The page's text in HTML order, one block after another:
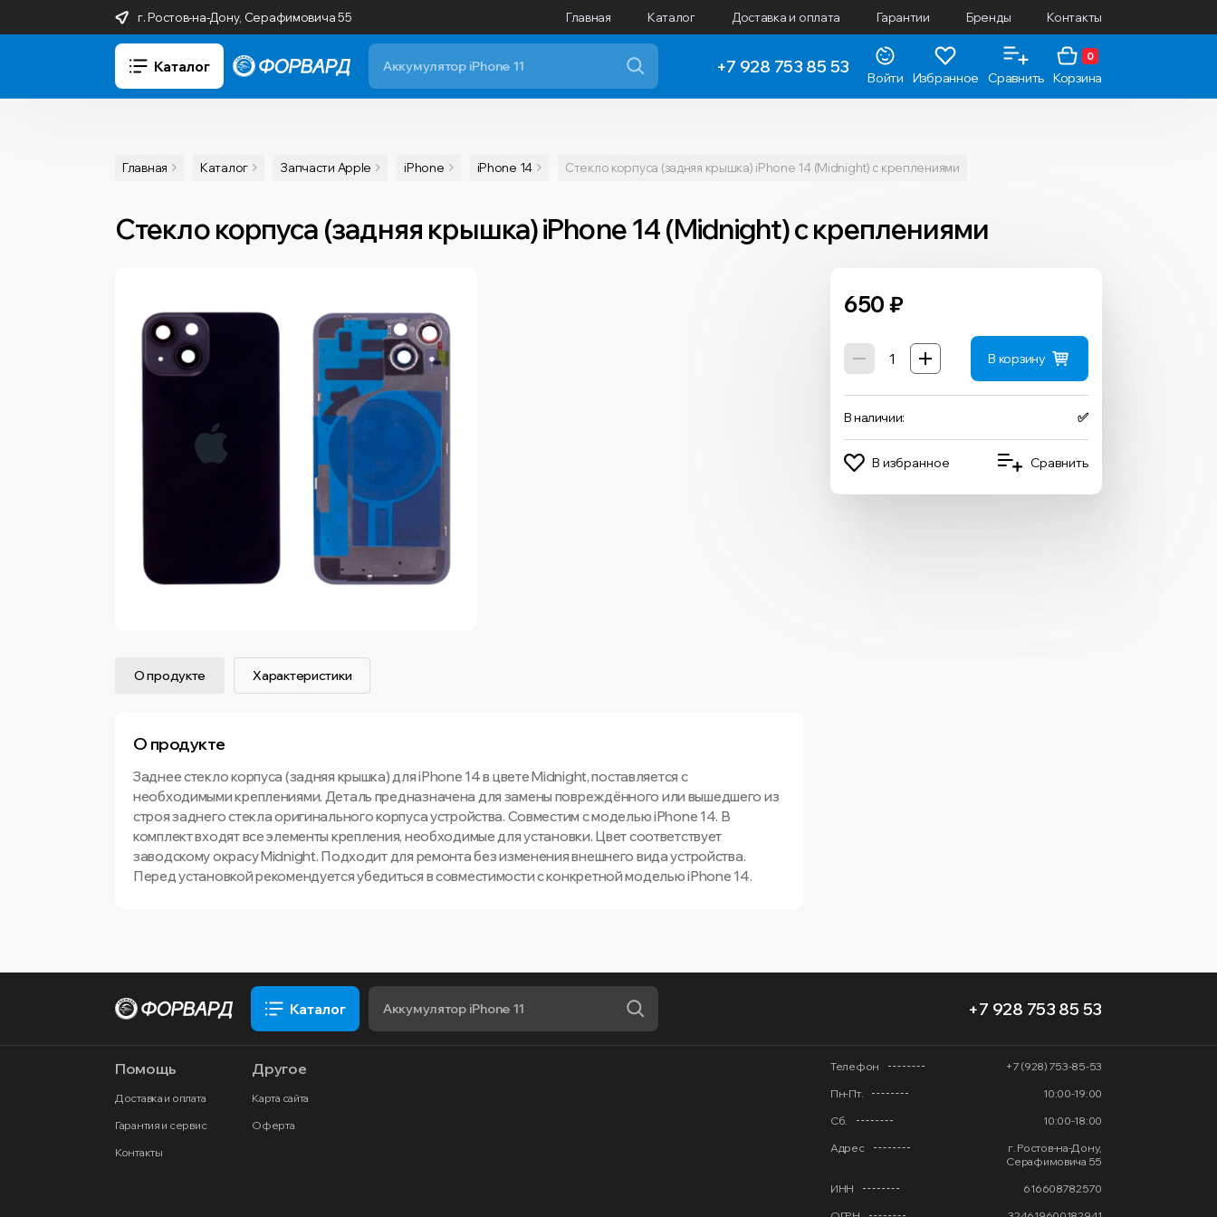
г. Ростов-на-Дону, Серафимовича 55 Главная Каталог Доставка и оплата Гарантии Бренды Контакты
Каталог +7 928 753 85 53
Войти Избранное Сравнить
0
Корзина
Главная Каталог Запчасти Apple iPhone iPhone 14 Стекло корпуса (задняя крышка) iPhone 14 (Midnight) с креплениями
Стекло корпуса (задняя крышка) iPhone 14 (Midnight) с креплениями
650 ₽
В корзину
В наличии: ✅
В избранное Сравнить
О продукте Характеристики
О продукте
Заднее стекло корпуса (задняя крышка) для iPhone 14 в цвете Midnight, поставляется с
необходимыми креплениями. Деталь предназначена для замены повреждённого или вышедшего из
строя заднего стекла оригинального корпуса устройства. Совместим с моделью iPhone 14. В
комплект входят все элементы крепления, необходимые для установки. Цвет соответствует
заводскому окрасу Midnight. Подходит для ремонта без изменения внешнего вида устройства.
Перед установкой рекомендуется убедиться в совместимости с конкретной моделью iPhone 14.
Каталог +7 928 753 85 53
Помощь
Доставка и оплата
Гарантия и сервис
Контакты
Другое
Карта сайта
Оферта
Телефон
+7 (928) 753-85-53
Пн-Пт.
10:00-19:00
Сб.
10:00-18:00
Адрес
г. Ростов-на-Дону,
Серафимовича 55
ИНН
616608782570